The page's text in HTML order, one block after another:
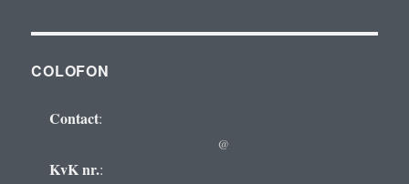
COLOFON
Contact:
@
KvK nr.: